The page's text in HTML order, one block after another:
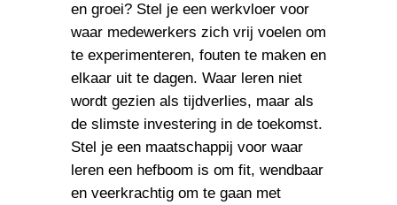
en groei? Stel je een werkvloer voor
waar medewerkers zich vrij voelen om
te experimenteren, fouten te maken en
elkaar uit te dagen. Waar leren niet
wordt gezien als tijdverlies, maar als
de slimste investering in de toekomst.
Stel je een maatschappij voor waar
leren een hefboom is om fit, wendbaar
en veerkrachtig om te gaan met